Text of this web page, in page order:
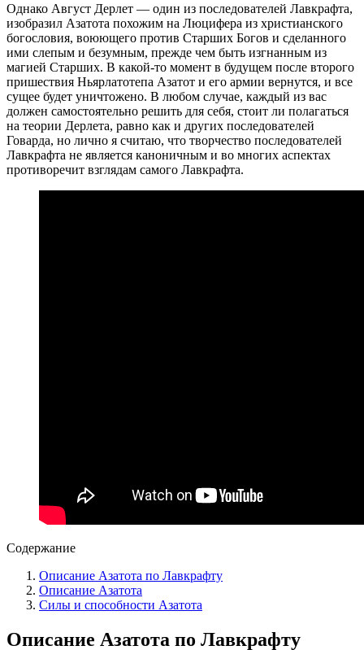
Однако Август Дерлет — один из последователей Лавкрафта,
изобразил Азатота похожим на Люцифера из христианского
богословия, воюющего против Старших Богов и сделанного
ими слепым и безумным, прежде чем быть изгнанным из
магией Старших. В какой-то момент в будущем после второго
пришествия Ньярлатотепа Азатот и его армии вернутся, и все
сущее будет уничтожено. В любом случае, каждый из вас
должен самостоятельно решить для себя, стоит ли полагаться
на теории Дерлета, равно как и других последователей
Говарда, но лично я считаю, что творчество последователей
Лавкрафта не является каноничным и во многих аспектах
противоречит взглядам самого Лавкрафта.
Содержание
Описание Азатота по Лавкрафту
Описание Азатота
Силы и способности Азатота
Описание Азатота по Лавкрафту